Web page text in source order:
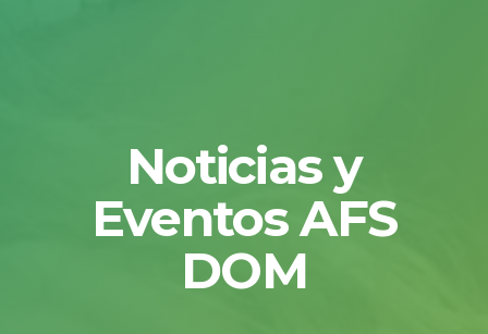
Noticias y
Eventos AFS
DOM